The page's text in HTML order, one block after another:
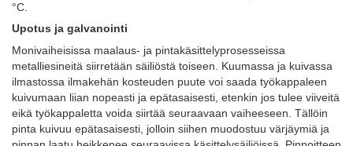
°C.
Upotus ja galvanointi
Monivaiheisissa maalaus- ja pintakäsittelyprosesseissa
metalliesineitä siirretään säiliöstä toiseen. Kuumassa ja kuivassa
ilmastossa ilmakehän kosteuden puute voi saada työkappaleen
kuivumaan liian nopeasti ja epätasaisesti, etenkin jos tulee viiveitä
eikä työkappaletta voida siirtää seuraavaan vaiheeseen. Tällöin
pinta kuivuu epätasaisesti, jolloin siihen muodostuu värjäymiä ja